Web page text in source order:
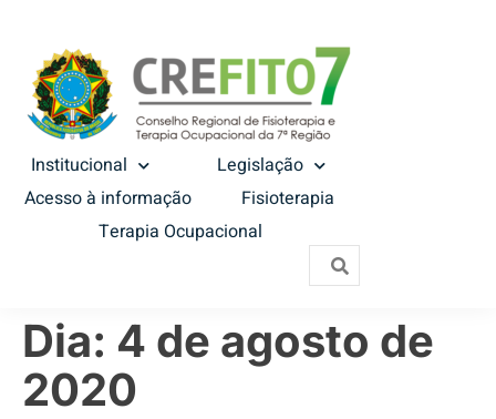
Institucional
Legislação
Acesso à informação
Fisioterapia
Terapia Ocupacional
Dia: 4 de agosto de
2020